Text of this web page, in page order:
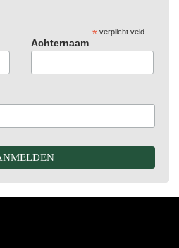
*verplicht veld
Achternaam